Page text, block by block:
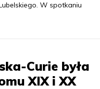
W spotkaniu
Curie była
XIX i XX